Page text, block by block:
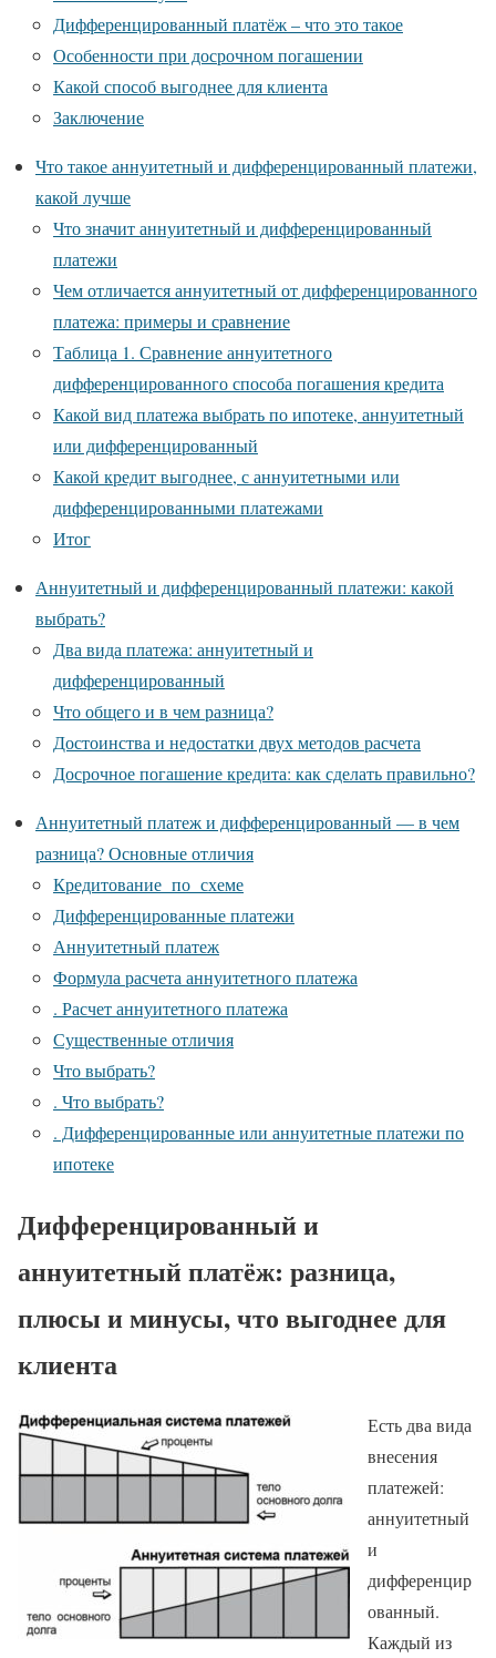
Дифференцированный платёж – что это такое
Особенности при досрочном погашении
Какой способ выгоднее для клиента
Заключение
Что такое аннуитетный и дифференцированный платежи,
какой лучше
Что значит аннуитетный и дифференцированный
платежи
Чем отличается аннуитетный от дифференцированного
платежа: примеры и сравнение
Таблица 1. Сравнение аннуитетного
дифференцированного способа погашения кредита
Какой вид платежа выбрать по ипотеке, аннуитетный
или дифференцированный
Какой кредит выгоднее, с аннуитетными или
дифференцированными платежами
Итог
Аннуитетный и дифференцированный платежи: какой
выбрать?
Два вида платежа: аннуитетный и
дифференцированный
Что общего и в чем разница?
Достоинства и недостатки двух методов расчета
Досрочное погашение кредита: как сделать правильно?
Аннуитетный платеж и дифференцированный — в чем
разница? Основные отличия
Кредитование по схеме
Дифференцированные платежи
Аннуитетный платеж
Формула расчета аннуитетного платежа
. Расчет аннуитетного платежа
Существенные отличия
Что выбрать?
. Что выбрать?
. Дифференцированные или аннуитетные платежи по
ипотеке
Дифференцированный и
аннуитетный платёж: разница,
плюсы и минусы, что выгоднее для
клиента
Есть два вида
внесения
платежей:
аннуитетный
и
дифференцир
ованный.
Каждый из